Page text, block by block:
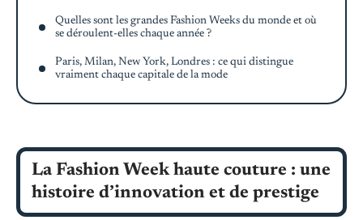
Quelles sont les grandes Fashion Weeks du monde et où
se déroulent-elles chaque année ?
Paris, Milan, New York, Londres : ce qui distingue
vraiment chaque capitale de la mode
La Fashion Week haute couture : une
histoire d’innovation et de prestige